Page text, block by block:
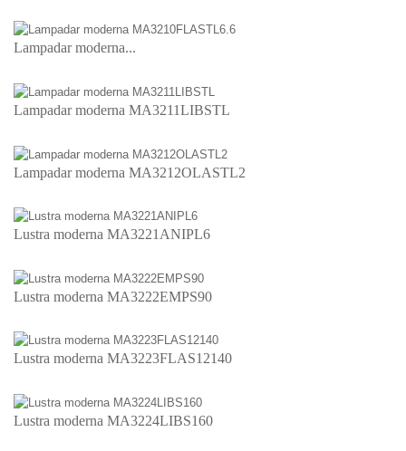
Lampadar moderna...
Lampadar moderna MA3211LIBSTL
Lampadar moderna MA3212OLASTL2
Lustra moderna MA3221ANIPL6
Lustra moderna MA3222EMPS90
Lustra moderna MA3223FLAS12140
Lustra moderna MA3224LIBS160